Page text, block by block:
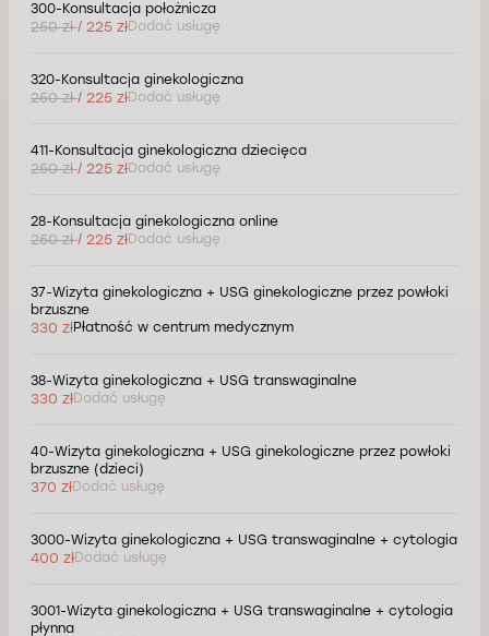
300-Konsultacja położnicza
250 zł/ 225 złDodać usługę
320-Konsultacja ginekologiczna
250 zł/ 225 złDodać usługę
411-Konsultacja ginekologiczna dziecięca
250 zł/ 225 złDodać usługę
28-Konsultacja ginekologiczna online
250 zł/ 225 złDodać usługę
37-Wizyta ginekologiczna + USG ginekologiczne przez powłoki
brzuszne
330 złPłatność w centrum medycznym
38-Wizyta ginekologiczna + USG transwaginalne
330 złDodać usługę
40-Wizyta ginekologiczna + USG ginekologiczne przez powłoki
brzuszne (dzieci)
370 złDodać usługę
3000-Wizyta ginekologiczna + USG transwaginalne + cytologia
400 złDodać usługę
3001-Wizyta ginekologiczna + USG transwaginalne + cytologia
płynna